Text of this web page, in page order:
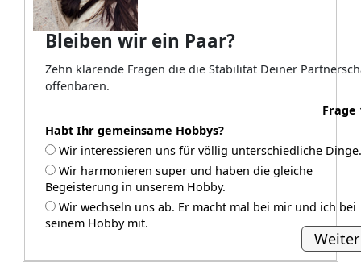
Bleiben wir ein Paar?
Zehn klärende Fragen die die Stabilität Deiner
offenbaren.
Frage
Habt Ihr gemeinsame Hobbys?
Wir interessieren uns für völlig unterschiedliche Dinge.
Wir harmonieren super und haben die gleiche
Begeisterung in unserem Hobby.
Wir wechseln uns ab. Er macht mal bei mir und ich bei
seinem Hobby mit.